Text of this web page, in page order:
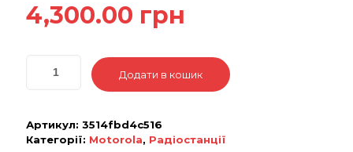
4,300.00 грн
Додати в кошик
Артикул: 3514fbd4c516
Категорії: Motorola, Радіостанції